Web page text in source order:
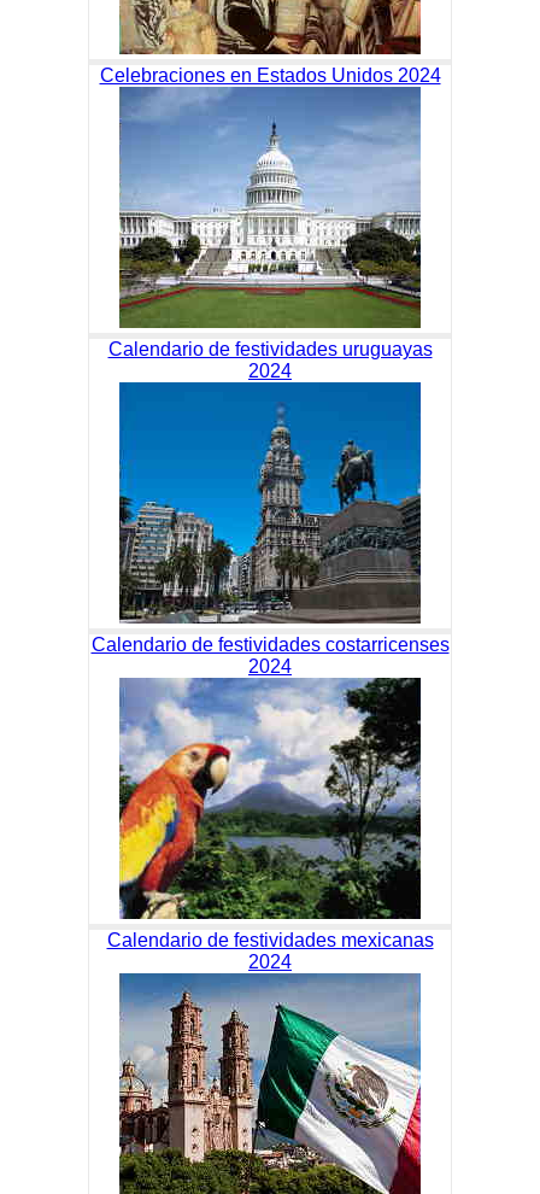
Celebraciones en Estados Unidos 2024
Calendario de festividades uruguayas
2024
Calendario de festividades costarricenses
2024
Calendario de festividades mexicanas
2024